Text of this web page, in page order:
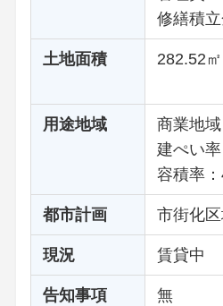
修繕積
土地面積 282.52㎡
用途地域
商業地域
建ぺい
容積率
都市計画 市街化
現況 賃貸中
告知事項 無